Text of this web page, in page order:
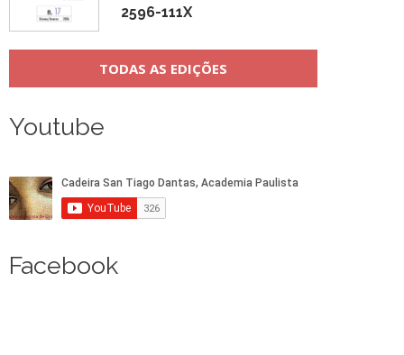
2596-111X
TODAS AS EDIÇÕES
Youtube
Facebook